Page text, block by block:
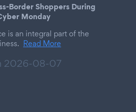
Border Shoppers During
Monday
is an integral part of the
Read More
2026-08-07